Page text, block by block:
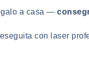
a casa —
con laser